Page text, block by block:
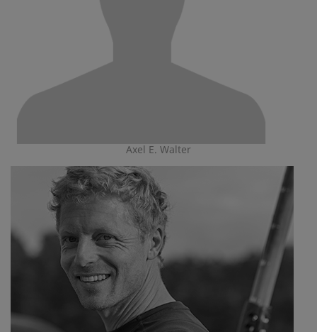
Axel E. Walter